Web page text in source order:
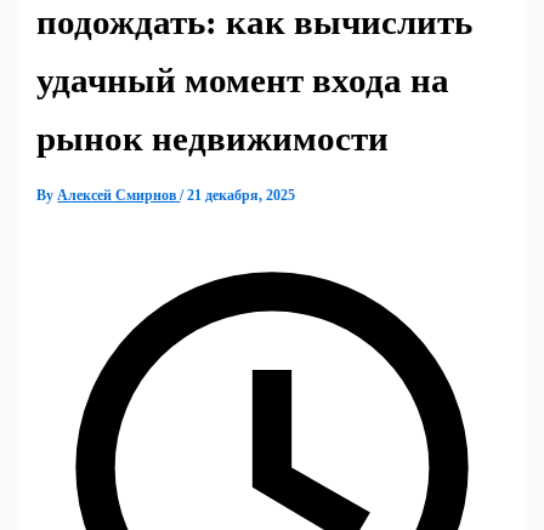
подождать: как вычислить
удачный момент входа на
рынок недвижимости
ByАлексей Смирнов/21 декабря, 2025